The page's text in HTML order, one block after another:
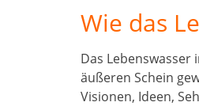
Wie das
Das
äußeren Schein
Visionen, Ideen,